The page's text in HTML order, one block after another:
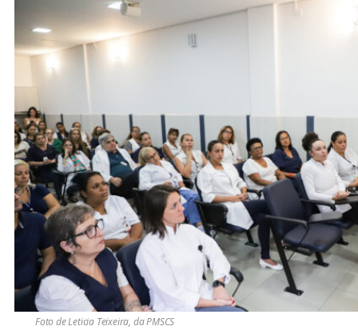
Foto de Leticia Teixeira, da PMSCS